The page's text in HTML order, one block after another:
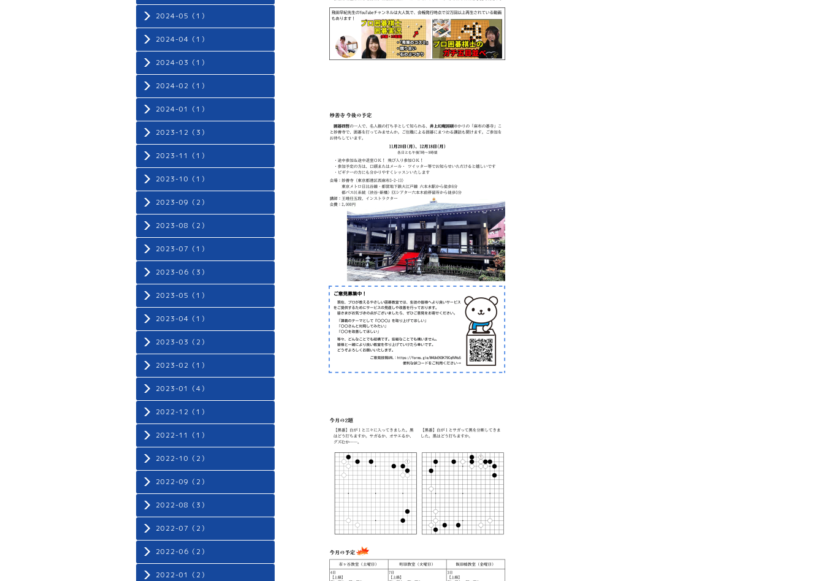
2024-05（1）
2024-04（1）
2024-03（1）
2024-02（1）
2024-01（1）
2023-12（3）
2023-11（1）
2023-10（1）
2023-09（2）
2023-08（2）
2023-07（1）
2023-06（3）
2023-05（1）
2023-04（1）
2023-03（2）
2023-02（1）
2023-01（4）
2022-12（1）
2022-11（1）
2022-10（2）
2022-09（2）
2022-08（3）
2022-07（2）
2022-06（2）
2022-01（2）